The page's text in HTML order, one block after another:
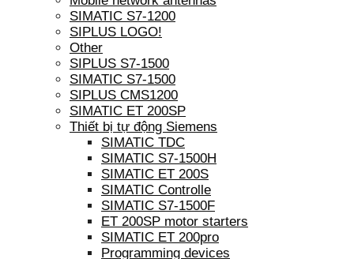
SIMATIC S7-1200
SIPLUS LOGO!
Other
SIPLUS S7-1500
SIMATIC S7-1500
SIPLUS CMS1200
SIMATIC ET 200SP
Thiết bị tự động Siemens
SIMATIC TDC
SIMATIC S7-1500H
SIMATIC ET 200S
SIMATIC Controlle
SIMATIC S7-1500F
ET 200SP motor starters
SIMATIC ET 200pro
Programming devices